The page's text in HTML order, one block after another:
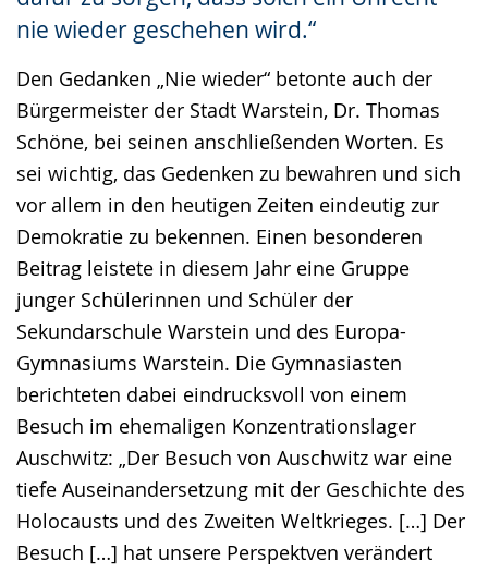
nie wieder geschehen wird.“
Den Gedanken „Nie wieder“ betonte auch der
Bürgermeister der Stadt Warstein, Dr. Thomas
Schöne, bei seinen anschließenden Worten. Es
sei wichtig, das Gedenken zu bewahren und sich
vor allem in den heutigen Zeiten eindeutig zur
Demokratie zu bekennen. Einen besonderen
Beitrag leistete in diesem Jahr eine Gruppe
junger Schülerinnen und Schüler der
Sekundarschule Warstein und des Europa-
Gymnasiums Warstein. Die Gymnasiasten
berichteten dabei eindrucksvoll von einem
Besuch im ehemaligen Konzentrationslager
Auschwitz: „Der Besuch von Auschwitz war eine
tiefe Auseinandersetzung mit der Geschichte des
Holocausts und des Zweiten Weltkrieges. […] Der
Besuch […] hat unsere Perspektven verändert